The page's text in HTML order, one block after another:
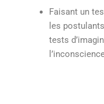
Faisant un
les
tests